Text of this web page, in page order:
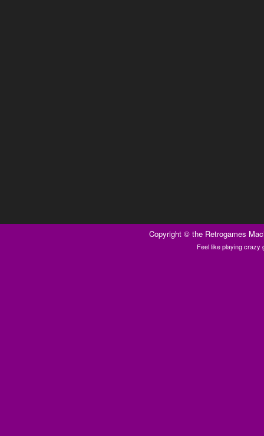
Copyright ©the Retrogames
Feel like playing